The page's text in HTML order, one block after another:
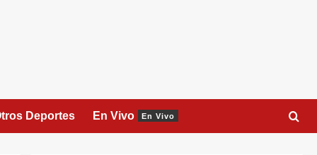
Deportes En Vivo En Vivo